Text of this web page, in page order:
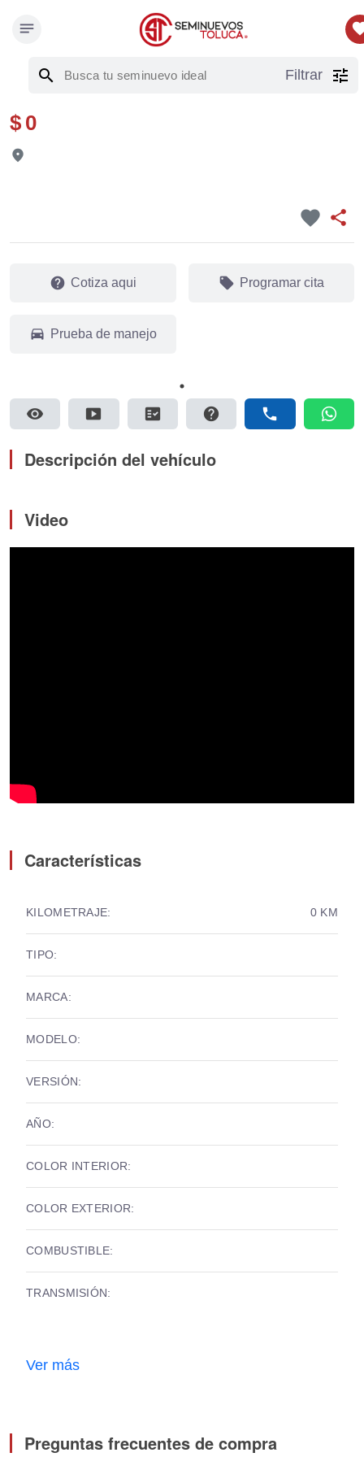
notes
search Filtrar tune
$ 0
fmd_good
favorite share
help Cotiza aqui local_offer Programar cita
drive_eta Prueba de manejo
visibility smart_display fact_check help phone whatsapp
Descripción del vehículo
Video
Características
KILOMETRAJE: 0 KM
TIPO:
MARCA:
MODELO:
VERSIÓN:
AÑO:
COLOR INTERIOR:
COLOR EXTERIOR:
COMBUSTIBLE:
TRANSMISIÓN:
Ver más
Preguntas frecuentes de compra